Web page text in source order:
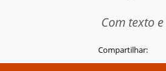
Com texto
Compartilhar: